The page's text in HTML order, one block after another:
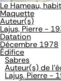
Le Hameau,
Maquette
Auteur(s)
Lajus, Pierre -
Datation
Décembre 1978
Édifice
Sabres
Auteur(s) de
Lajus, Pierre -